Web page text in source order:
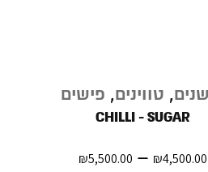
, טווינים, פישים
CHILLI - SUGAR
₪4,500.00
–
₪5,500.00